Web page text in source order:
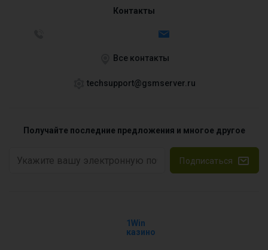
Контакты
Все контакты
techsupport@gsmserver.ru
Получайте последние предложения и многое другое
Подписаться
1Win
казино